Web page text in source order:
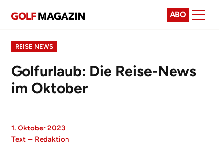
ABO
REISE NEWS
Golfurlaub: Die Reise-News
im Oktober
1. Oktober 2023
Text – Redaktion